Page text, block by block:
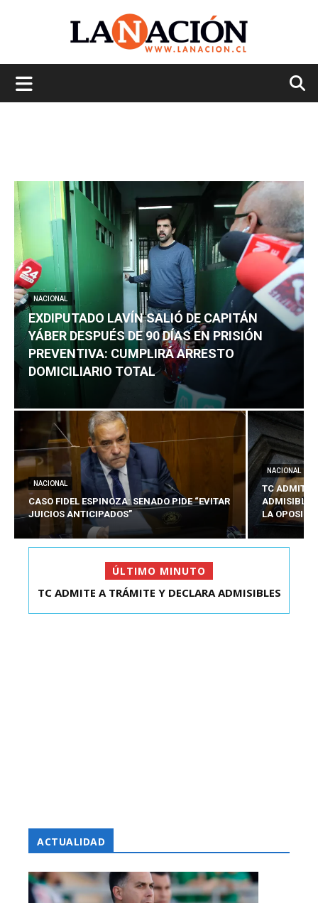
NACIONAL
EXDIPUTADO LAVÍN SALIÓ DE CAPITÁN
YÁBER DESPUÉS DE 90 DÍAS EN PRISIÓN
PREVENTIVA: CUMPLIRÁ ARRESTO
DOMICILIARIO TOTAL
NACIONAL
CASO FIDEL ESPINOZA: SENADO PIDE “EVITAR
JUICIOS ANTICIPADOS”
NACIONAL
TC ADMITE
ADMISIBLES
LA
ÚLTIMO MINUTO
EXDIPUTADO LAVÍN SALIÓ DE CAPITÁN YÁBER
TC ADMITE A TRÁMITE Y DECLARA ADMISIBLES
ACTUALIDAD